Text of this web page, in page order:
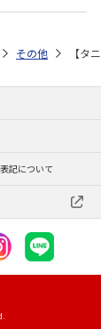
その他 【タ
記について